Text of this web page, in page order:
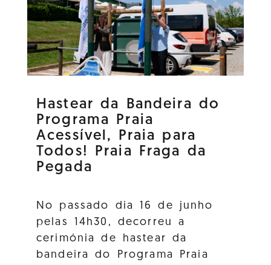
Hastear da Bandeira do
Programa Praia
Acessível, Praia para
Todos! Praia Fraga da
Pegada
No passado dia 16 de junho
pelas 14h30, decorreu a
cerimónia de hastear da
bandeira do Programa Praia